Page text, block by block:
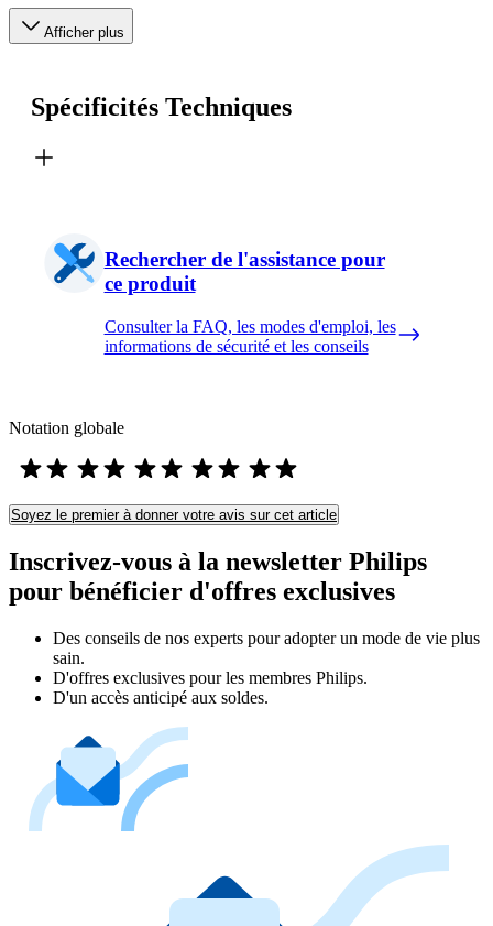
Afficher plus
Spécificités Techniques
Rechercher de l'assistance pour
ce produit
Consulter la FAQ, les modes d'emploi, les
informations de sécurité et les conseils
Notation globale
Soyez le premier à donner votre avis sur cet article
Inscrivez-vous à la newsletter Philips
pour bénéficier d'offres exclusives
Des conseils de nos experts pour adopter un mode de vie plus
sain.
D'offres exclusives pour les membres Philips.
D'un accès anticipé aux soldes.